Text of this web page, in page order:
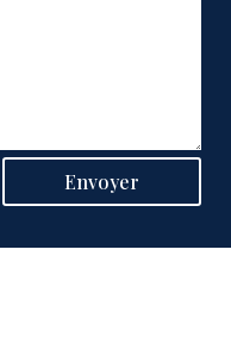
Envoyer